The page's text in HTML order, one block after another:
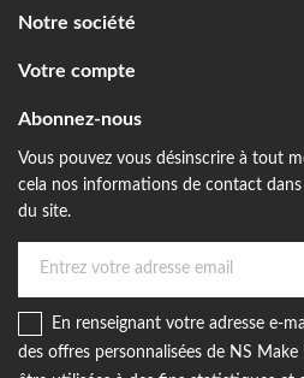
Notre société
Votre compte
Abonnez-nous
Vous pouvez vous désinscrire à tout
cela nos informations de contact
du site.
En renseignant votre adresse e-
des offres personnalisées de NS